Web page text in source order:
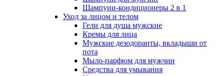
Шампуни-кондиционеры 2 в 1
Уход за лицом и телом
Гели для душа мужские
Кремы для лица
Мужские дезодоранты, вкладыши от
пота
Мыло-парфюм для мужчин
Средства для умывания